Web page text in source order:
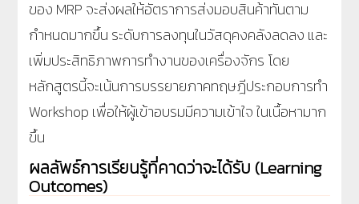
ของ MRP จะส่งผลให้อัตราการส่งมอบสินค้าทันตาม
กำหนดมากขึ้น ระดับการลงทุนในวัสดุคงคลังลดลง และ
เพิ่มประสิทธิภาพการทำงานของเครื่องจักร โดย
หลักสูตรนี้จะเน้นการบรรยายภาคทฤษฎีประกอบการทำ
Workshop เพื่อให้ผู้เข้าอบรมมีความเข้าใจ ในเนื้อหามาก
ขึ้น
ผลลัพธ์การเรียนรู้ที่คาดว่าจะได้รับ (Learning
Outcomes)